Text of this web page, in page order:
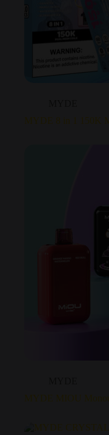
MYDE 8 in 1 150K
MYDE MIOU